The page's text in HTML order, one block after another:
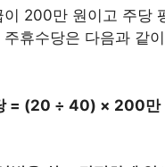
이 200만 원이고 주당
휴수당은 다음과 같
= (20 ÷ 40) × 200만